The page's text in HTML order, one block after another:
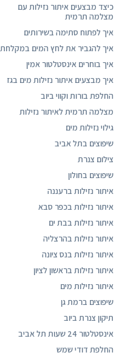
כיצד מבצעים איתור נזילות עם
מצלמה תרמית
איך לפתוח סתימה בשירותים
איך להגביר את לחץ המים במקלחת
איך בוחרים אינסטלטור אמין
איך מבצעים איתור נזילות מים בגז
החלפת בורות וקווי ביוב
מצלמה תרמית לאיתור נזילות
גילוי נזילות מים
שיפוצים בתל אביב
צילום צנרת
שיפוצים בחולון
איתור נזילות ברעננה
איתור נזילות בכפר סבא
איתור נזילות בבת ים
איתור נזילות בהרצליה
איתור נזילות בנס ציונה
איתור נזילות בראשון לציון
איתור נזילות מים
שיפוצים ברמת גן
תיקון צנרת ביוב
אינסטלטור 24 שעות תל אביב
החלפת דודי שמש